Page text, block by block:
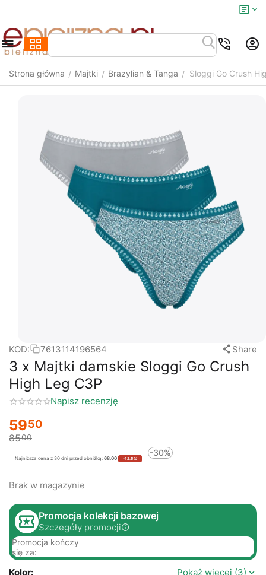
Strona główna / Majtki / Brazylian & Tanga / Sloggi Go Crush
KOD: 7613114196564 Share
3 x Majtki damskie Sloggi Go Crush
High Leg C3P
Napisz recenzję
5950
8500
Najniższa cena z 30 dni przed obniżką: 68.00 -12.5%
-30%
Brak w magazynie
Promocja kolekcji bazowej
Szczegóły promocji
Promocja kończy
się za:
Kolor: Pokaż więcej (3)